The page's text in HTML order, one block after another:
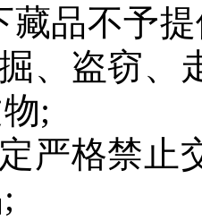
藏品不予
、盗窃、
;
严格禁止